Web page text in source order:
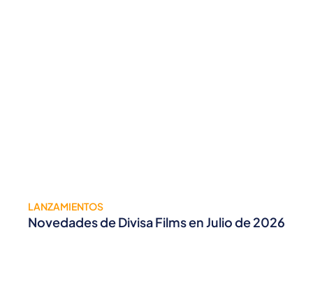
LANZAMIENTOS
Novedades de Divisa Films en Julio de 2026